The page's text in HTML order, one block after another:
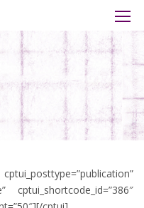
cptui_shortcode_id=”386″